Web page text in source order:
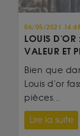
06/05/2021 14:48
LOUIS D'OR
VALEUR ET
Bien que
Louis d'or
pièces...
Lire la suite